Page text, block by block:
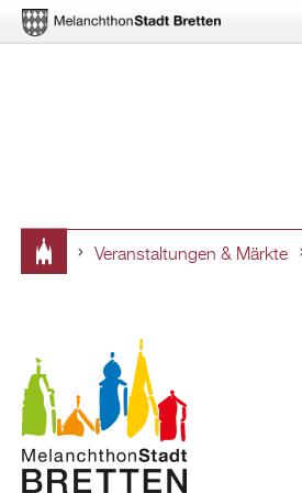
hier
Veranstaltungen & Märkte